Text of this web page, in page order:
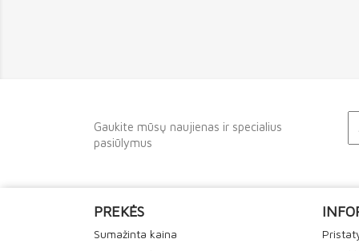
Gaukite mūsų naujienas ir specialius
pasiūlymus
PREKĖS
Sumažinta kaina